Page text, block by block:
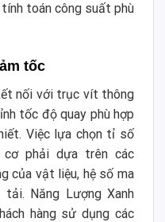
toán công suất phù
tốc
nối với trục vít thông
tốc độ quay phù hợp
Việc lựa chọn tỉ số
cơ phải dựa trên các
của vật liệu, hệ số ma
Năng Lượng Xanh
hàng sử dụng các